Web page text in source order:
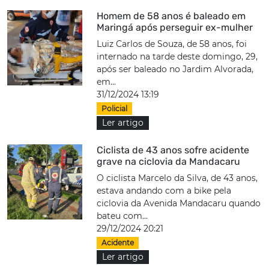
Homem de 58 anos é baleado em
Maringá após perseguir ex-mulher
Luiz Carlos de Souza, de 58 anos, foi
internado na tarde deste domingo, 29,
após ser baleado no Jardim Alvorada,
em...
31/12/2024 13:19
Policial
Ler artigo
Ciclista de 43 anos sofre acidente
grave na ciclovia da Mandacaru
O ciclista Marcelo da Silva, de 43 anos,
estava andando com a bike pela
ciclovia da Avenida Mandacaru quando
bateu com...
29/12/2024 20:21
Acidente
Ler artigo